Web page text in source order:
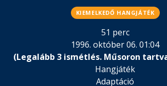
KIEMELKEDŐ HANGJÁTÉK
51 perc
1996. október 06. 01:04
(Legalább 3 ismétlés. Műsoron
Hangjáték
Adaptáció